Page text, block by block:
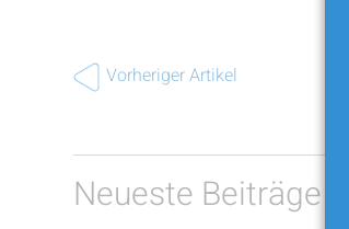
Vorheriger Artikel
Neueste Beiträge